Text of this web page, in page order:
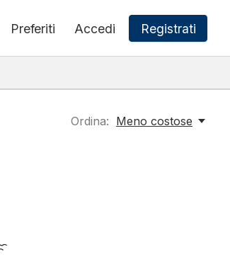
Preferiti Accedi Registrati
Ordina: Meno costose